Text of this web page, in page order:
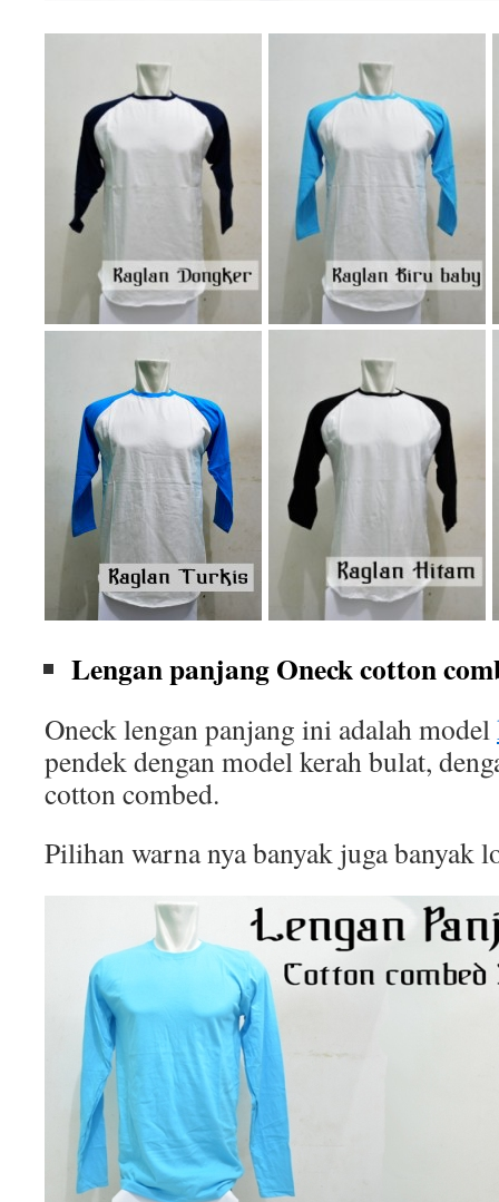
Lengan panjang Oneck cotton
Oneck lengan panjang ini adalah model
pendek dengan model kerah bulat,
cotton combed.
Pilihan warna nya banyak juga banyak